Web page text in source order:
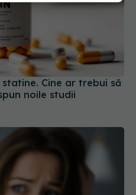
Cine ar trebui să
noile studii